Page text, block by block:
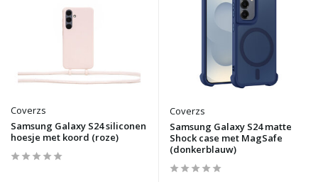
Coverzs
Samsung Galaxy S24 siliconen
hoesje met koord (roze)
Coverzs
Samsung Galaxy S24 matte
Shock case met MagSafe
(donkerblauw)